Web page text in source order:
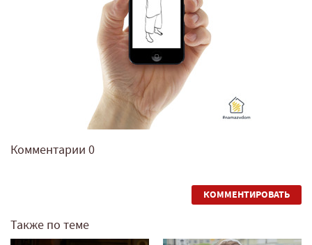
Комментарии 0
КОММЕНТИРОВАТЬ
Также по теме